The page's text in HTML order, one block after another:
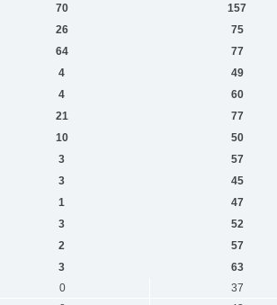
70 157
26 75
64 77
4 49
4 60
21 77
10 50
3 57
3 45
1 47
3 52
2 57
3 63
0 37